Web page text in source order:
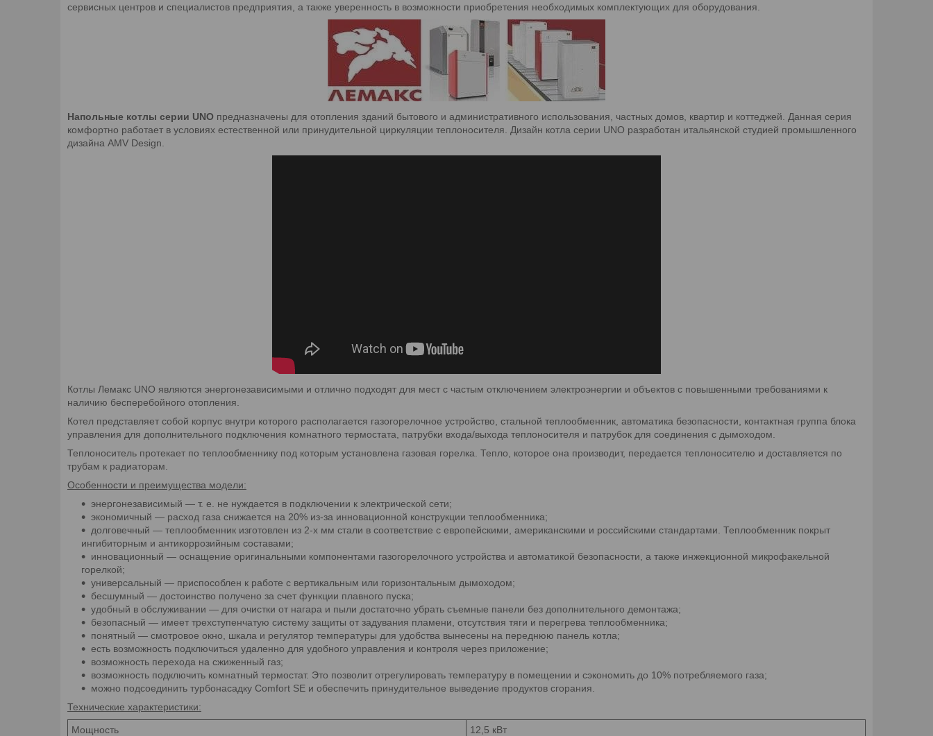
сервисных центров и специалистов предприятия, а также уверенность в возможности приобретения необходимых комплектующих для оборудования.
Напольные котлы серии UNO предназначены для отопления зданий бытового и административного использования, частных домов, квартир и коттеджей. Данная серия
комфортно работает в условиях естественной или принудительной циркуляции теплоносителя. Дизайн котла серии UNO разработан итальянской студией промышленного
дизайна AMV Design.
Котлы Лемакс UNO являются энергонезависимыми и отлично подходят для мест с частым отключением электроэнергии и объектов с повышенными требованиями к
наличию бесперебойного отопления.
Котел представляет собой корпус внутри которого располагается газогорелочное устройство, стальной теплообменник, автоматика безопасности, контактная группа блока
управления для дополнительного подключения комнатного термостата, патрубки входа/выхода теплоносителя и патрубок для соединения с дымоходом.
Теплоноситель протекает по теплообменнику под которым установлена газовая горелка. Тепло, которое она производит, передается теплоносителю и доставляется по
трубам к радиаторам.
Особенности и преимущества модели:
энергонезависимый ― т. е. не нуждается в подключении к электрической сети;
экономичный ― расход газа снижается на 20% из-за инновационной конструкции теплообменника;
долговечный ― теплообменник изготовлен из 2-х мм стали в соответствие с европейскими, американскими и российскими стандартами. Теплообменник покрыт
ингибиторным и антикоррозийным составами;
инновационный ― оснащение оригинальными компонентами газогорелочного устройства и автоматикой безопасности, а также инжекционной микрофакельной
горелкой;
универсальный ― приспособлен к работе с вертикальным или горизонтальным дымоходом;
бесшумный ― достоинство получено за счет функции плавного пуска;
удобный в обслуживании ― для очистки от нагара и пыли достаточно убрать съемные панели без дополнительного демонтажа;
безопасный ― имеет трехступенчатую систему защиты от задувания пламени, отсутствия тяги и перегрева теплообменника;
понятный ― смотровое окно, шкала и регулятор температуры для удобства вынесены на переднюю панель котла;
есть возможность подключиться удаленно для удобного управления и контроля через приложение;
возможность перехода на сжиженный газ;
возможность подключить комнатный термостат. Это позволит отрегулировать температуру в помещении и сэкономить до 10% потребляемого газа;
можно подсоединить турбонасадку Comfort SE и обеспечить принудительное выведение продуктов сгорания.
Технические характеристики:
Мощность
12,5 кВт